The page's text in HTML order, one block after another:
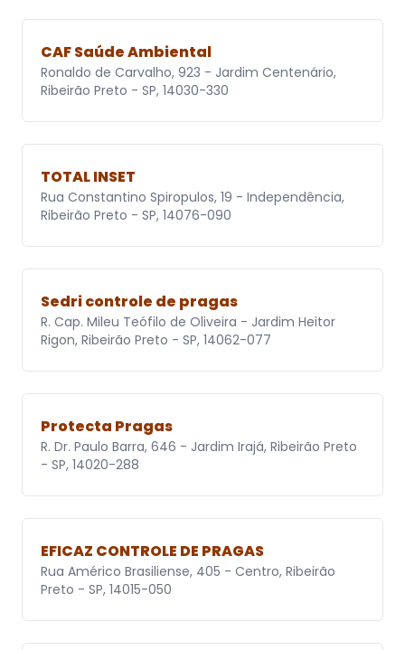
CAF Saúde Ambiental
Ronaldo de Carvalho, 923 - Jardim Centenário,
Ribeirão Preto - SP, 14030-330
TOTAL INSET
Rua Constantino Spiropulos, 19 - Independência,
Ribeirão Preto - SP, 14076-090
Sedri controle de pragas
R. Cap. Mileu Teófilo de Oliveira - Jardim Heitor
Rigon, Ribeirão Preto - SP, 14062-077
Protecta Pragas
R. Dr. Paulo Barra, 646 - Jardim Irajá, Ribeirão Preto
- SP, 14020-288
EFICAZ CONTROLE DE PRAGAS
Rua Américo Brasiliense, 405 - Centro, Ribeirão
Preto - SP, 14015-050